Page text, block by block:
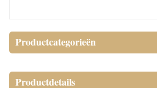
Productcategorieën
Productdetails